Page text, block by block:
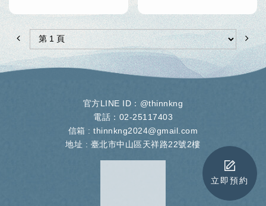
其實我們討厭的不是想太
多，而是因為焦慮而產生的
情緒！
立即預約
官方LINE ID： @thinnkng
電話：02-25117403
信箱 :thinnkng2024@gmail.com
地址 : 臺北市中山區天祥路22號2樓